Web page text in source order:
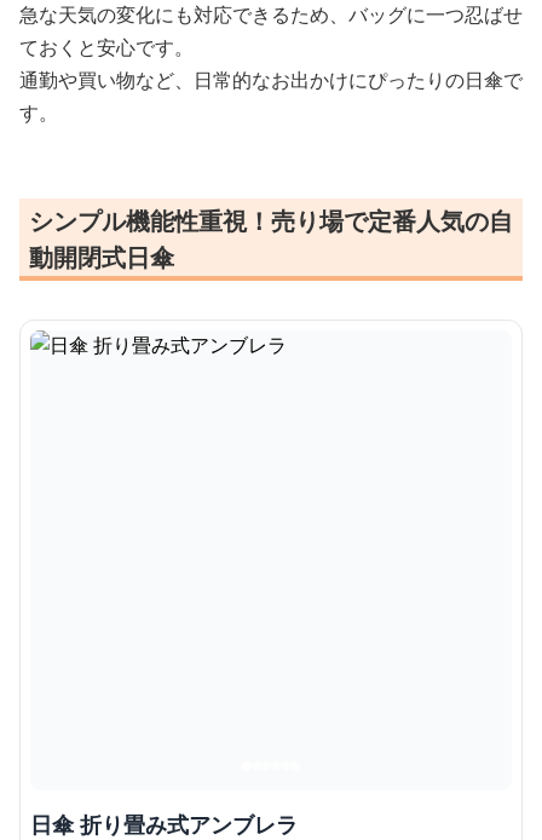
急な天気の変化にも対応できるため、バッグに一つ忍ばせ
ておくと安心です。
通勤や買い物など、日常的なお出かけにぴったりの日傘で
す。
シンプル機能性重視！売り場で定番人気の自
動開閉式日傘
日傘 折り畳み式アンブレラ